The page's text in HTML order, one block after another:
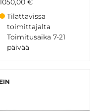
1050,00 €
Tilattavissa
toimittajalta
Toimitusaika 7-21
päivää